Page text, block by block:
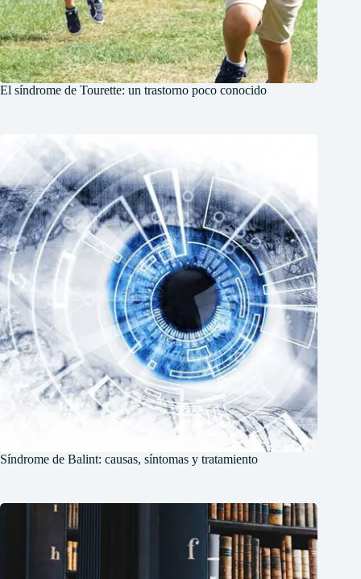
El síndrome de Tourette: un trastorno poco conocido
Síndrome de Balint: causas, síntomas y tratamiento